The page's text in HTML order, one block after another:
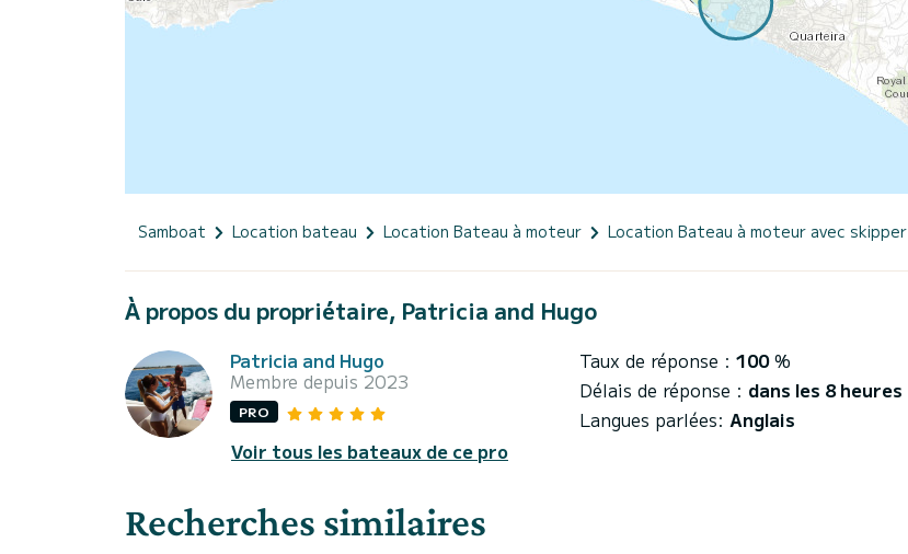
Samboat Location bateau Location Bateau à moteur Location Bateau à moteur avec skipper
À propos du propriétaire, Patricia and Hugo
Patricia and Hugo
Membre depuis 2023
PRO
Voir tous les bateaux de ce pro
Taux de réponse : 100%
Délais de réponse : dans les 8 heures
Langues parlées: Anglais
Recherches similaires